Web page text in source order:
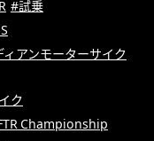
#試乗
アンモーターサイク
ク
Championship